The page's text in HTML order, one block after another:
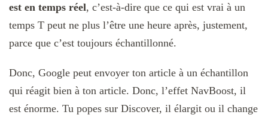
est en temps réel, c’est-à-dire que ce qui est vrai à un
temps T peut ne plus l’être une heure après, justement,
parce que c’est toujours échantillonné.
Donc, Google peut envoyer ton article à un échantillon
qui réagit bien à ton article. Donc, l’effet NavBoost, il
est énorme. Tu popes sur Discover, il élargit ou il change